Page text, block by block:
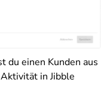
du einen Kunden aus
in Jibble